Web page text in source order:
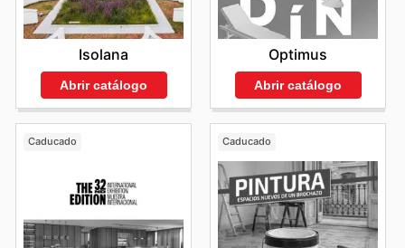
Isolana
Abrir catálogo
Optimus
Abrir catálogo
Caducado Caducado